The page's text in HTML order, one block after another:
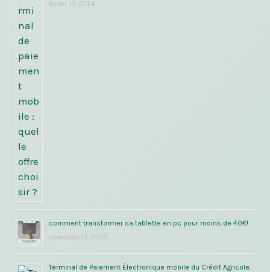
février 19, 2024
comment transformer sa tablette en pc pour moins de 40€!
novembre 21, 2023
Terminal de Paiement Électronique mobile du Crédit Agricole.